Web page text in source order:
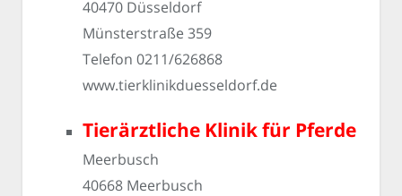
40470 Düsseldorf
Münsterstraße 359
Telefon 0211/626868
www.tierklinikduesseldorf.de
Tierärztliche Klinik für Pferde
Meerbusch
40668 Meerbusch